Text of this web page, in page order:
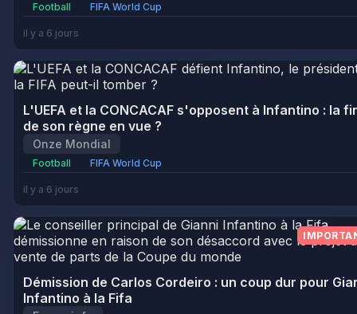
Football FIFA World Cup
il y a 6 jours
L'UEFA et la CONCACAF s'opposent à Infantino : la
de son règne en vue ?
Onze Mondial
Football FIFA World Cup
il y a 6 jours
Démission de Carlos Cordeiro : un coup dur pour
Infantino à la Fifa